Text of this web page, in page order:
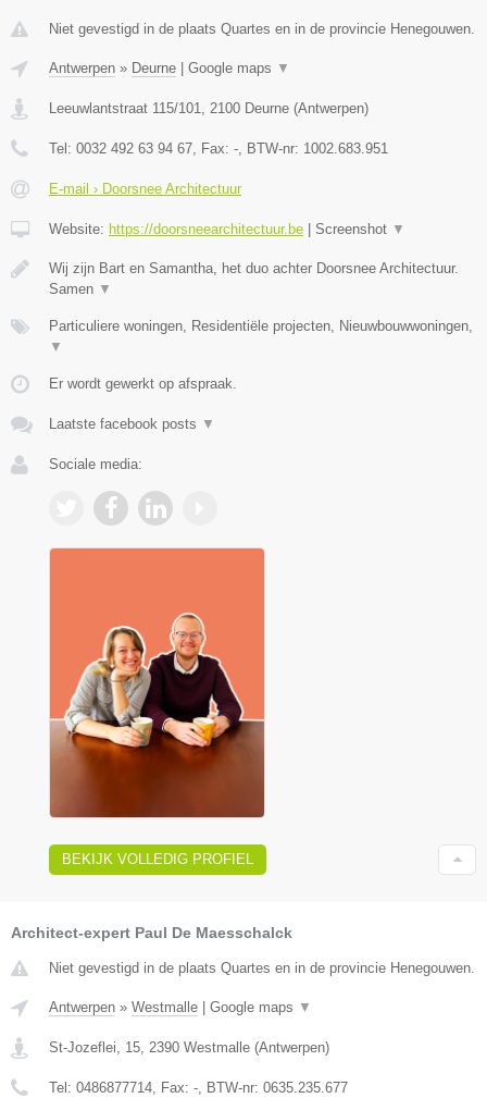
Niet gevestigd in de plaats Quartes en in de provincie Henegouwen.
Antwerpen » Deurne | Google maps ▼
Leeuwlantstraat 115/101 2100 Deurne (Antwerpen)
Tel: 0032 492 63 94 67 , Fax: - , BTW-nr: 1002.683.951
E-mail › Doorsnee Architectuur
Website: https://doorsneearchitectuur.be | Screenshot ▼
Wij zijn Bart en Samantha, het duo achter Doorsnee Architectuur.
Samen ▼
Particuliere woningen, Residentiële projecten, Nieuwbouwwoningen,
▼
Er wordt gewerkt op afspraak.
Laatste facebook posts ▼
Sociale media:
BEKIJK VOLLEDIG PROFIEL
Architect-expert Paul De Maesschalck
Niet gevestigd in de plaats Quartes en in de provincie Henegouwen.
Antwerpen » Westmalle Google maps ▼
St-Jozeflei, 15, 2390 Westmalle (Antwerpen)
Tel: 0486877714, Fax: -, BTW-nr: 0635.235.677